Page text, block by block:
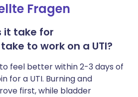
Fragen
it take for
to work on a UTI?
feel better within 2-3 days of
for a UTI. Burning and
first, while bladder